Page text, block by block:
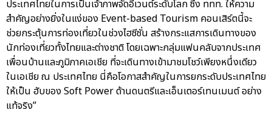
ประเทศไทยในการเป็นเจ้าภาพจัดอีเวนต์ระดับโลก ซึ่ง ททท. ให้ความ
สำคัญอย่างยิ่งในแง่ของ Event-based Tourism คอนเสิร์ตนี้จะ
ช่วยกระตุ้นการท่องเที่ยวในช่วงไฮซีซั่น สร้างกระแสการเดินทางของ
นักท่องเที่ยวทั้งไทยและต่างชาติ โดยเฉพาะกลุ่มแฟนคลับจากประเทศ
เพื่อนบ้านและภูมิภาคเอเชีย ที่จะเดินทางเข้ามาชมโชว์เพียงหนึ่งเดียว
ในเอเชีย ณ ประเทศไทย นี่คือโอกาสสำคัญในการยกระดับประเทศไทย
ให้เป็น ฮับของ Soft Power ด้านดนตรีและเอ็นเตอร์เทนเมนต์ อย่าง
แท้จริง”